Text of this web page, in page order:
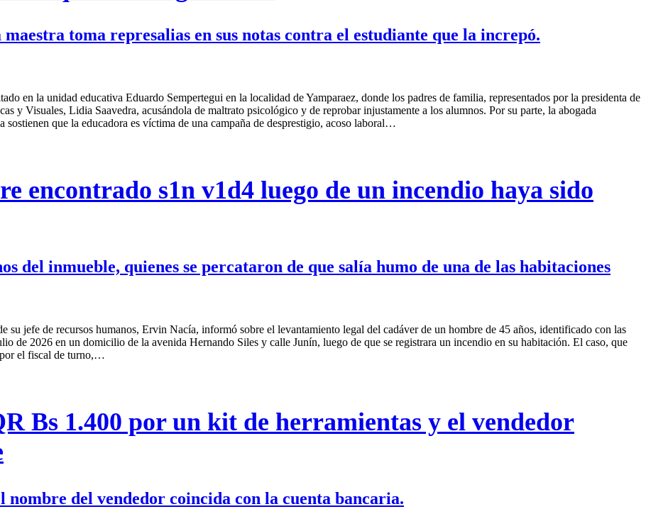
maestra toma represalias en sus notas contra el estudiante que la increpó.
en la unidad educativa Eduardo Sempertegui en la localidad de Yamparaez, donde los padres de familia, representados por la presidenta de
y Visuales, Lidia Saavedra, acusándola de maltrato psicológico y de reprobar injustamente a los alumnos. Por su parte, la abogada
que la educadora es víctima de una campaña de desprestigio, acoso laboral…
encontrado s1n v1d4 luego de un incendio haya sido
del inmueble, quienes se percataron de que salía humo de una de las habitaciones
jefe de recursos humanos, Ervin Nacía, informó sobre el levantamiento legal del cadáver de un hombre de 45 años, identificado con las
de 2026 en un domicilio de la avenida Hernando Siles y calle Junín, luego de que se registrara un incendio en su habitación. El caso, que
por el fiscal de turno,…
Bs 1.400 por un kit de herramientas y el vendedor
nombre del vendedor coincida con la cuenta bancaria.